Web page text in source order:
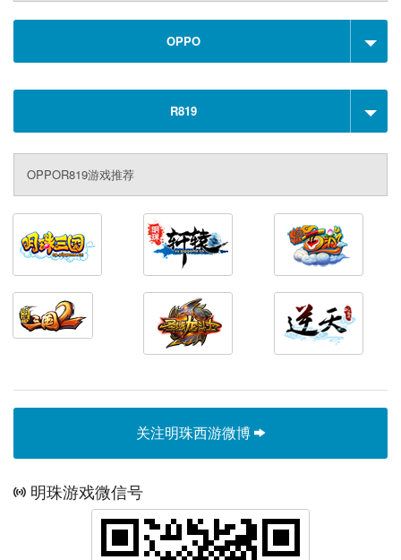
OPPO
R819
OPPOR819游戏推荐
关注明珠西游微博
明珠游戏微信号